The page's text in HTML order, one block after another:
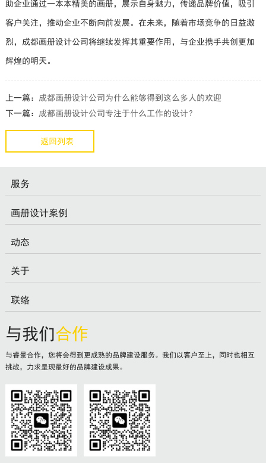
助企业通过一本本精美的画册，展示自身魅力，传递品牌价值，吸引
客户关注，推动企业不断向前发展。在未来，随着市场竞争的日益激
烈，成都画册设计公司将继续发挥其重要作用，与企业携手共创更加
辉煌的明天。
上一篇： 成都画册设计公司为什么能够得到这么多人的欢迎
下一篇： 成都画册设计公司专注于什么工作的设计？
返回列表
服务
画册设计案例
动态
关于
联络
与我们合作
与睿景合作，您将会得到更成熟的品牌建设服务。我们以客户至上，同时也相互
挑战，力求呈现最好的品牌建设成果。